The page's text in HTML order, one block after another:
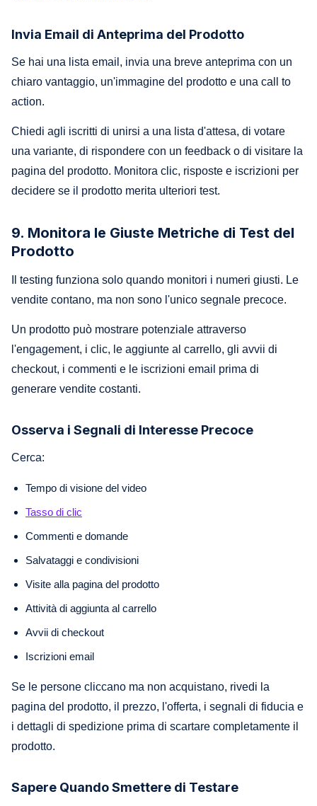
Invia Email di Anteprima del Prodotto
Se hai una lista email, invia una breve anteprima con un
chiaro vantaggio, un'immagine del prodotto e una call to
action.
Chiedi agli iscritti di unirsi a una lista d'attesa, di votare
una variante, di rispondere con un feedback o di visitare la
pagina del prodotto. Monitora clic, risposte e iscrizioni per
decidere se il prodotto merita ulteriori test.
9. Monitora le Giuste Metriche di Test del
Prodotto
Il testing funziona solo quando monitori i numeri giusti. Le
vendite contano, ma non sono l'unico segnale precoce.
Un prodotto può mostrare potenziale attraverso
l'engagement, i clic, le aggiunte al carrello, gli avvii di
checkout, i commenti e le iscrizioni email prima di
generare vendite costanti.
Osserva i Segnali di Interesse Precoce
Cerca:
Tempo di visione del video
Tasso di clic
Commenti e domande
Salvataggi e condivisioni
Visite alla pagina del prodotto
Attività di aggiunta al carrello
Avvii di checkout
Iscrizioni email
Se le persone cliccano ma non acquistano, rivedi la
pagina del prodotto, il prezzo, l'offerta, i segnali di fiducia e
i dettagli di spedizione prima di scartare completamente il
prodotto.
Sapere Quando Smettere di Testare